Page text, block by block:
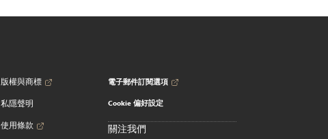
版權與商標
私隱聲明
使用條款
電子郵件訂閱選項
Cookie 偏好設定
關注我們